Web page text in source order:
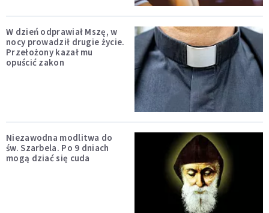
W dzień odprawiał Mszę, w
nocy prowadził drugie życie.
Przełożony kazał mu
opuścić zakon
Niezawodna modlitwa do
św. Szarbela. Po 9 dniach
mogą dziać się cuda